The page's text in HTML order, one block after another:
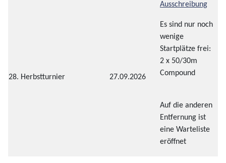
28. Herbstturnier 27.09.2026
Ausschreibung
Es sind nur noch
wenige
Startplätze frei:
2 x 50/30m
Compound
Auf die anderen
Entfernung ist
eine Warteliste
eröffnet